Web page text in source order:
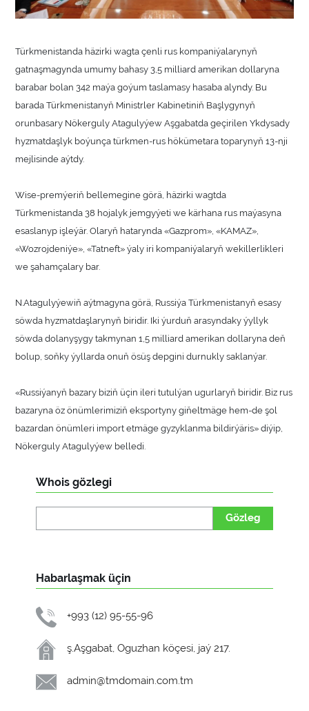
Türkmenistanda häzirki wagta çenli rus kompaniýalarynyň
gatnaşmagynda umumy bahasy 3,5 milliard amerikan dollaryna
barabar bolan 342 maýa goýum taslamasy hasaba alyndy. Bu
barada Türkmenistanyň Ministrler Kabinetiniň Başlygynyň
orunbasary Nökerguly Atagulyýew Aşgabatda geçirilen Ykdysady
hyzmatdaşlyk boýunça türkmen-rus hökümetara toparynyň 13-nji
mejlisinde aýtdy.
Wise-premýeriň bellemegine görä, häzirki wagtda
Türkmenistanda 38 hojalyk jemgyýeti we kärhana rus maýasyna
esaslanyp işleýär. Olaryň hatarynda «Gazprom», «KAMAZ»,
«Wozrojdeniýe», «Tatneft» ýaly iri kompaniýalaryň wekillerlikleri
we şahamçalary bar.
N.Atagulyýewiň aýtmagyna görä, Russiýa Türkmenistanyň esasy
söwda hyzmatdaşlarynyň biridir. Iki ýurduň arasyndaky ýyllyk
söwda dolanyşygy takmynan 1,5 milliard amerikan dollaryna deň
bolup, soňky ýyllarda onuň ösüş depgini durnukly saklanýar.
«Russiýanyň bazary biziň üçin ileri tutulýan ugurlaryň biridir. Biz rus
bazaryna öz önümlerimiziň eksportyny giňeltmäge hem-de şol
bazardan önümleri import etmäge gyzyklanma bildirýäris» diýip,
Nökerguly Atagulyýew belledi.
Whois gözlegi
Gözleg
Habarlaşmak üçin
+993 (12) 95-55-96
ş.Aşgabat, Oguzhan köçesi, jaý 217.
admin@tmdomain.com.tm